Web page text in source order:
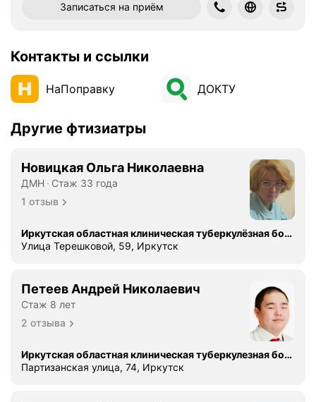
Записаться на приём
Контакты и ссылки
НаПоправку ДОКТУ
Другие фтизиатры
Новицкая Ольга Николаевна
ДМН
Стаж 33 года
1 отзыв
Иркутская областная клиническая туберкулёзная больница
Улица Терешковой, 59, Иркутск
Петеев Андрей Николаевич
Стаж 8 лет
2 отзыва
Иркутская областная клиническая туберкулезная больница, филиал № 1
Партизанская улица, 74, Иркутск